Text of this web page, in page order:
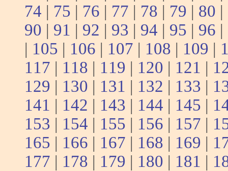
74 | 75 | 76 | 77 | 78 | 79 | 80 |
90 | 91 | 92 | 93 | 94 | 95 | 96 |
| 105 | 106 | 107 | 108 | 109 |
117 | 118 | 119 | 120 | 121 |
129 | 130 | 131 | 132 | 133 |
141 | 142 | 143 | 144 | 145 |
153 | 154 | 155 | 156 | 157 |
165 | 166 | 167 | 168 | 169 |
177 | 178 | 179 | 180 | 181 |